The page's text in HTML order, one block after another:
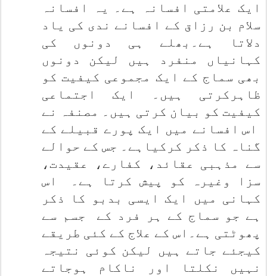
ایک علامتی افسانہ ہے۔ یہ افسانہ
سلام بن رزاق کے افسانے ندی کی یاد
دلاتا ہے۔بھلے ہی دونوں کی
کہانیاں منفرد ہیں لیکن دونوں
بھی سماج کے ایک مجموعی کیفیت کو
ظاہرکرتی ہیں۔ ایک اجتماعی
کیفیت کو بیان کرتی ہیں۔ مصنفہ نے
اس افسانے میں ایک پورے قبیلے کے
گناہ کا ذکر کرکیاہے۔ جس کے حوالے
سے مذہبی عقائد، کفارے، عقیدت،
سزا وغیرہ کو پیش کرتا ہے۔
اس
کہانی میں ایک ایسی بدبو کا ذکر
ہے جو سماج کے ہر فرد کے
جسم سے
پھوٹتی ہے۔اس کے علاج کے کئی طریقے
کیجئے جاتے ہیں لیکن کوئی نتیجہ
نہیں نکلتا اور ناکام ہوجاتے